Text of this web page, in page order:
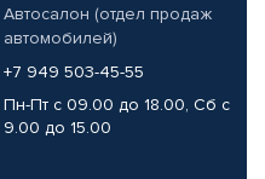
Автосалон (отдел продаж
автомобилей)
+7 949 503-45-55
Пн-Пт с 09.00 до 18.00, Сб с
9.00 до 15.00